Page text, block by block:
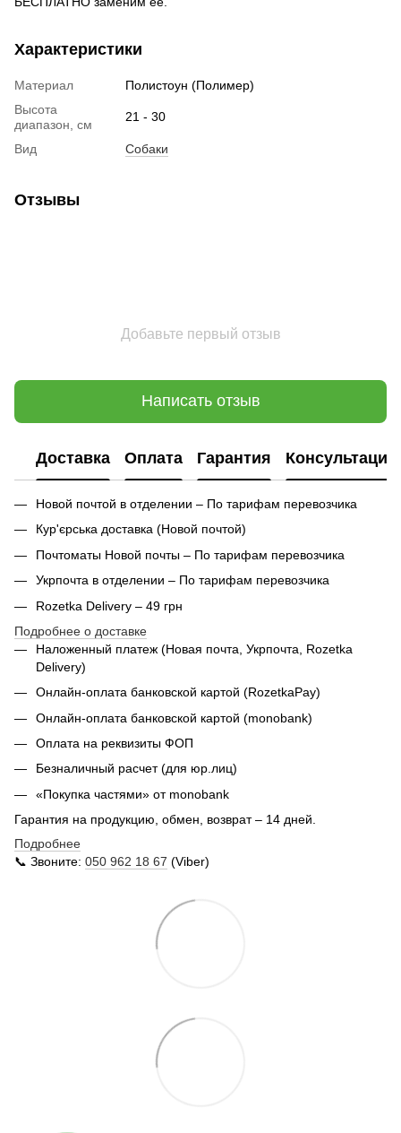
Характеристики
Материал
Полистоун (Полимер)
Высота
диапазон, см
21 - 30
Вид Собаки
Отзывы
Добавьте первый отзыв
Написать отзыв
Доставка Оплата Гарантия Консультация
Новой почтой в отделении – По тарифам перевозчика
Кур'єрська доставка (Новой почтой)
Почтоматы Новой почты – По тарифам перевозчика
Укрпочта в отделении – По тарифам перевозчика
Rozetka Delivery – 49 грн
Подробнее о доставке
Наложенный платеж (Новая почта, Укрпочта, Rozetka
Delivery)
Онлайн-оплата банковской картой (RozetkaPay)
Онлайн-оплата банковской картой (monobank)
Оплата на реквизиты ФОП
Безналичный расчет (для юр.лиц)
«Покупка частями» от monobank
Гарантия на продукцию, обмен, возврат – 14 дней.
Подробнее
📞 Звоните: 050 962 18 67 (Viber)